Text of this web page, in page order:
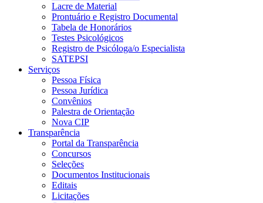
Lacre de Material
Prontuário e Registro Documental
Tabela de Honorários
Testes Psicológicos
Registro de Psicóloga/o Especialista
SATEPSI
Serviços
Pessoa Física
Pessoa Jurídica
Convênios
Palestra de Orientação
Nova CIP
Transparência
Portal da Transparência
Concursos
Seleções
Documentos Institucionais
Editais
Licitações